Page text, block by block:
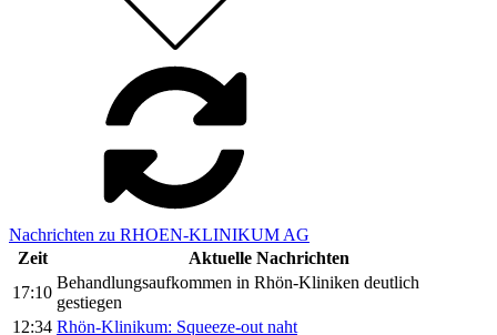
Nachrichten zu RHOEN-KLINIKUM AG
Zeit
Aktuelle Nachrichten
17:10
Behandlungsaufkommen in Rhön-Kliniken deutlich
gestiegen
12:34 Rhön-Klinikum: Squeeze-out naht